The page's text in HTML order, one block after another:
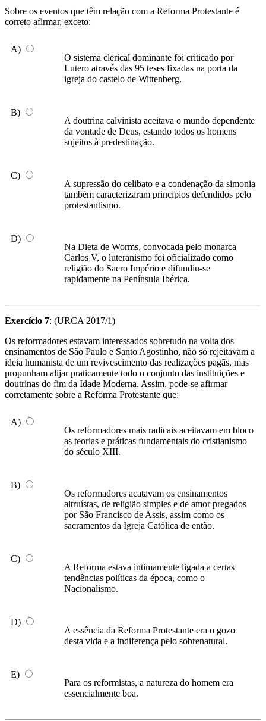
Sobre os eventos que têm relação com a Reforma Protestante é
correto afirmar, exceto:
A)
O sistema clerical dominante foi criticado por
Lutero através das 95 teses fixadas na porta da
igreja do castelo de Wittenberg.
B)
A doutrina calvinista aceitava o mundo dependente
da vontade de Deus, estando todos os homens
sujeitos à predestinação.
C)
A supressão do celibato e a condenação da simonia
também caracterizaram princípios defendidos pelo
protestantismo.
D)
Na Dieta de Worms, convocada pelo monarca
Carlos V, o luteranismo foi oficializado como
religião do Sacro Império e difundiu-se
rapidamente na Península Ibérica.
Exercício 7: (URCA 2017/1)
Os reformadores estavam interessados sobretudo na volta dos
ensinamentos de São Paulo e Santo Agostinho, não só rejeitavam a
ideia humanista de um revivescimento das realizações pagãs, mas
propunham alijar praticamente todo o conjunto das instituições e
doutrinas do fim da Idade Moderna. Assim, pode-se afirmar
corretamente sobre a Reforma Protestante que:
A)
Os reformadores mais radicais aceitavam em bloco
as teorias e práticas fundamentais do cristianismo
do século XIII.
B)
Os reformadores acatavam os ensinamentos
altruístas, de religião simples e de amor pregados
por São Francisco de Assis, assim como os
sacramentos da Igreja Católica de então.
C)
A Reforma estava intimamente ligada a certas
tendências políticas da época, como o
Nacionalismo.
D)
A essência da Reforma Protestante era o gozo
desta vida e a indiferença pelo sobrenatural.
E)
Para os reformistas, a natureza do homem era
essencialmente boa.